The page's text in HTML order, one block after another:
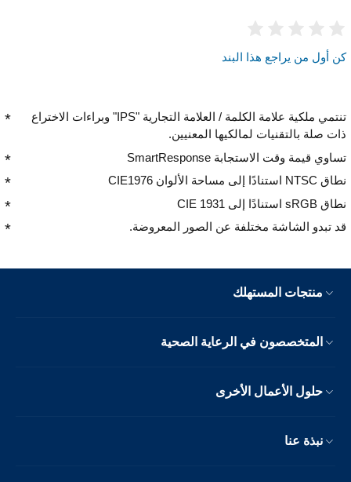
كن أول من يراجع هذا البند
تنتمي ملكية علامة الكلمة / العلامة التجارية "IPS" وبراءات الاختراع
ذات صلة بالتقنيات لمالكيها المعنيين.
تساوي قيمة وقت الاستجابة SmartResponse
نطاق NTSC استنادًا إلى مساحة الألوان CIE1976
نطاق sRGB استنادًا إلى CIE 1931
قد تبدو الشاشة مختلفة عن الصور المعروضة.
منتجات المستهلك
المتخصصون في الرعاية الصحية
حلول الأعمال الأخرى
نبذة عنا